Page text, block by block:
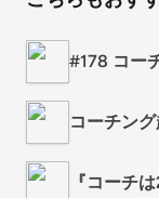
#178 コー
コーチン
『コーチ